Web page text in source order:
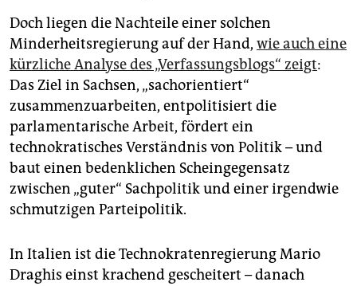
Doch liegen die Nachteile einer solchen
Minderheitsregierung auf der Hand, wie auch eine
kürzliche Analyse des „Verfassungsblogs“ zeigt:
Das Ziel in Sachsen, „sachorientiert“
zusammenzuarbeiten, entpolitisiert die
parlamentarische Arbeit, fördert ein
technokratisches Verständnis von Politik – und
baut einen bedenklichen Scheingegensatz
zwischen „guter“ Sachpolitik und einer irgendwie
schmutzigen Parteipolitik.
In Italien ist die Technokratenregierung Mario
Draghis einst krachend gescheitert – danach